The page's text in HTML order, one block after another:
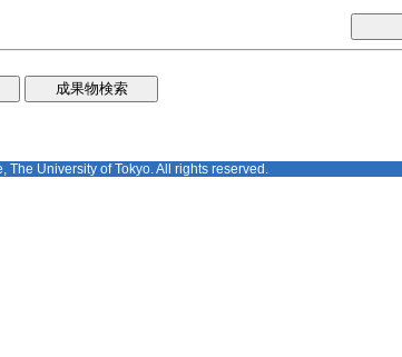
University of Tokyo. All rights reserved.